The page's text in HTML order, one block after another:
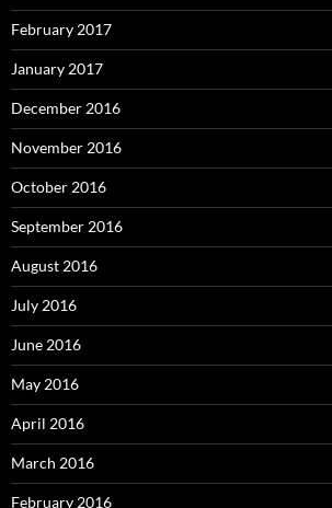
February 2017
January 2017
December 2016
November 2016
October 2016
September 2016
August 2016
July 2016
June 2016
May 2016
April 2016
March 2016
February 2016